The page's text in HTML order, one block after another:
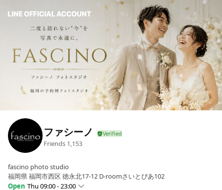
ファシーノ
Friends 1,153
fascino photo studio
福岡県 福岡市西区 徳永北17-12 D-roomさいとぴあ102
Open Thu 09:00 - 23:00